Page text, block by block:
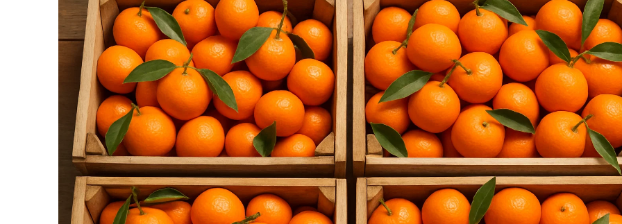
9 Мая — День
Победы!
Уникальное
северное
сияние
запечатлели
над Балтикой
как
после
бурана